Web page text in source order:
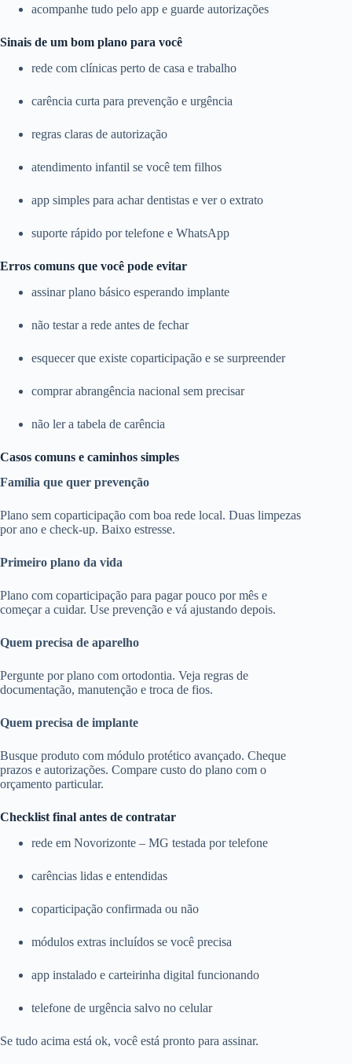
acompanhe tudo pelo app e guarde autorizações
Sinais de um bom plano para você
rede com clínicas perto de casa e trabalho
carência curta para prevenção e urgência
regras claras de autorização
atendimento infantil se você tem filhos
app simples para achar dentistas e ver o extrato
suporte rápido por telefone e WhatsApp
Erros comuns que você pode evitar
assinar plano básico esperando implante
não testar a rede antes de fechar
esquecer que existe coparticipação e se surpreender
comprar abrangência nacional sem precisar
não ler a tabela de carência
Casos comuns e caminhos simples
Família que quer prevenção
Plano sem coparticipação com boa rede local. Duas limpezas
por ano e check-up. Baixo estresse.
Primeiro plano da vida
Plano com coparticipação para pagar pouco por mês e
começar a cuidar. Use prevenção e vá ajustando depois.
Quem precisa de aparelho
Pergunte por plano com ortodontia. Veja regras de
documentação, manutenção e troca de fios.
Quem precisa de implante
Busque produto com módulo protético avançado. Cheque
prazos e autorizações. Compare custo do plano com o
orçamento particular.
Checklist final antes de contratar
rede em Novorizonte – MG testada por telefone
carências lidas e entendidas
coparticipação confirmada ou não
módulos extras incluídos se você precisa
app instalado e carteirinha digital funcionando
telefone de urgência salvo no celular
Se tudo acima está ok, você está pronto para assinar.